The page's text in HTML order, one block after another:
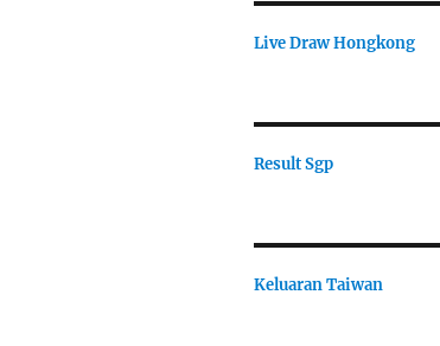
Live Draw Hongkong
Result Sgp
Keluaran Taiwan